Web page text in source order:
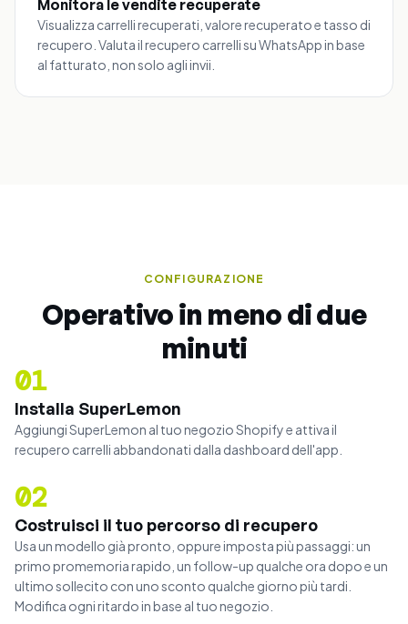
Monitora le vendite recuperate
Visualizza carrelli recuperati, valore recuperato e tasso di
recupero. Valuta il recupero carrelli su WhatsApp in base
al fatturato, non solo agli invii.
CONFIGURAZIONE
Operativo in meno di due
minuti
01
Installa SuperLemon
Aggiungi SuperLemon al tuo negozio Shopify e attiva il
recupero carrelli abbandonati dalla dashboard dell'app.
02
Costruisci il tuo percorso di recupero
Usa un modello già pronto, oppure imposta più passaggi: un
primo promemoria rapido, un follow-up qualche ora dopo e un
ultimo sollecito con uno sconto qualche giorno più tardi.
Modifica ogni ritardo in base al tuo negozio.